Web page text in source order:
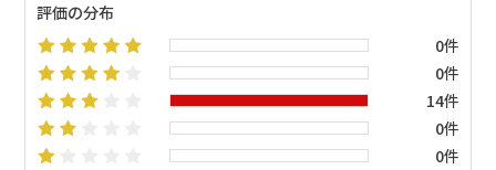
評価の分布
0件
0件
14件
0件
0件